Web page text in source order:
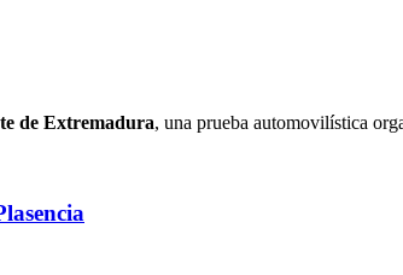
de Extremadura, una prueba automovilística